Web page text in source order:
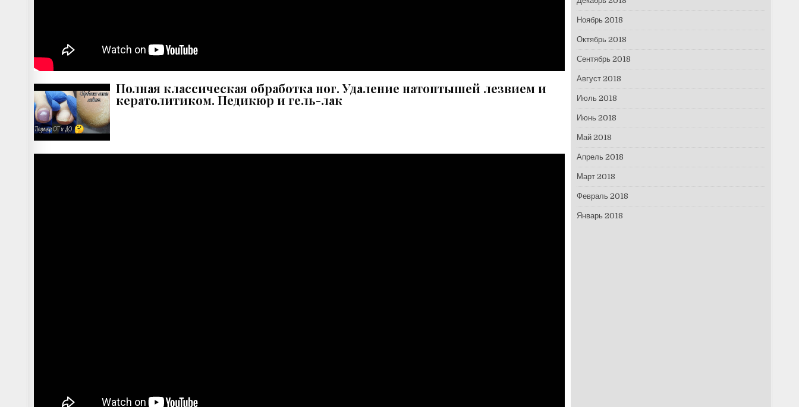
Полная классическая обработка ног. Удаление натоптышей лезвием и
кератолитиком. Педикюр и гель-лак
Ноябрь 2018
Октябрь 2018
Сентябрь 2018
Август 2018
Июль 2018
Июнь 2018
Май 2018
Апрель 2018
Март 2018
Февраль 2018
Январь 2018